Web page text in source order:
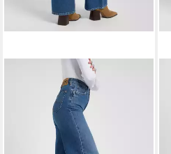
Weite Jeans STELLA im
Five-Pocket Style
ab 73,99 €
UVP99,95 €